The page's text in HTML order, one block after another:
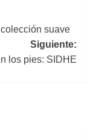
suave
Siguiente:
los pies: SIDHE